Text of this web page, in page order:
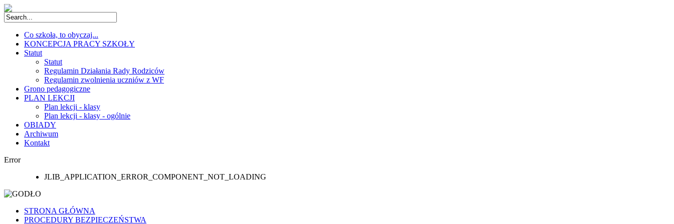
Co szkoła, to obyczaj...
KONCEPCJA PRACY SZKOŁY
Statut
Statut
Regulamin Działania Rady Rodziców
Regulamin zwolnienia uczniów z WF
Grono pedagogiczne
PLAN LEKCJI
Plan lekcji - klasy
Plan lekcji - klasy - ogólnie
OBIADY
Archiwum
Kontakt
Error
JLIB_APPLICATION_ERROR_COMPONENT_NOT_LOADING
STRONA GŁÓWNA
PROCEDURY BEZPIECZEŃSTWA